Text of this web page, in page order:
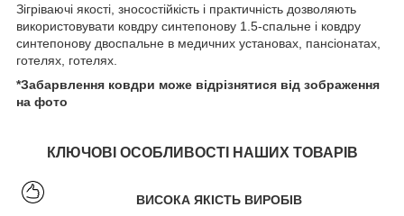
Зігріваючі якості, зносостійкість і практичність дозволяють
використовувати ковдру синтепонову 1.5-спальне і ковдру
синтепонову двоспальне в медичних установах, пансіонатах,
готелях, готелях.
*Забарвлення ковдри може відрізнятися від зображення
на фото
КЛЮЧОВІ ОСОБЛИВОСТІ НАШИХ ТОВАРІВ
ВИСОКА ЯКІСТЬ ВИРОБІВ